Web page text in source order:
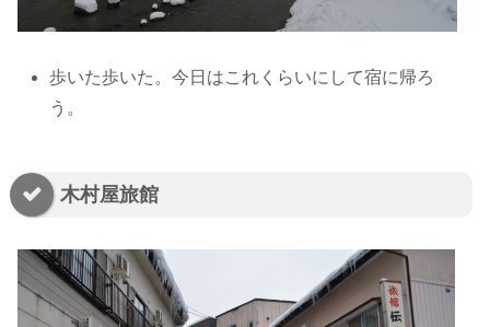
歩いた歩いた。今日はこれくらいにして宿に帰ろ
う。
木村屋旅館